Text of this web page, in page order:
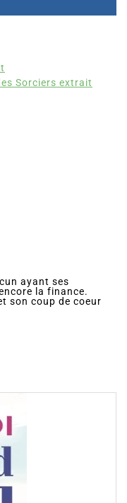
Sorciers extrait
ayant ses
la finance.
son coup de coeur